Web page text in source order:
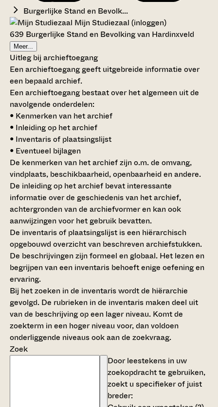
Burgerlijke Stand en Bevolk...
Mijn Studiezaal (inloggen)
639 Burgerlijke Stand en Bevolking van Hardinxveld
Meer...
Uitleg bij archieftoegang
Een archieftoegang geeft uitgebreide informatie over
een bepaald archief.
Een archieftoegang bestaat over het algemeen uit de
navolgende onderdelen:
• Kenmerken van het archief
• Inleiding op het archief
• Inventaris of plaatsingslijst
• Eventueel bijlagen
De kenmerken van het archief zijn o.m. de omvang,
vindplaats, beschikbaarheid, openbaarheid en andere.
De inleiding op het archief bevat interessante
informatie over de geschiedenis van het archief,
achtergronden van de archiefvormer en kan ook
aanwijzingen voor het gebruik bevatten.
De inventaris of plaatsingslijst is een hiërarchisch
opgebouwd overzicht van beschreven archiefstukken.
De beschrijvingen zijn formeel en globaal. Het lezen en
begrijpen van een inventaris behoeft enige oefening en
ervaring.
Bij het zoeken in de inventaris wordt de hiërarchie
gevolgd. De rubrieken in de inventaris maken deel uit
van de beschrijving op een lager niveau. Komt de
zoekterm in een hoger niveau voor, dan voldoen
onderliggende niveaus ook aan de zoekvraag.
Zoek
Door leestekens in uw
zoekopdracht te gebruiken,
zoekt u specifieker of juist
breder: